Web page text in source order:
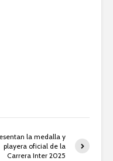
la medalla y
playera oficial de la
Carrera Inter 2025